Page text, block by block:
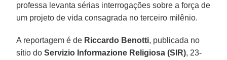
professa levanta sérias interrogações sobre a força de
um projeto de vida consagrada no terceiro milênio.
A reportagem é de Riccardo Benotti, publicada no
sítio doServizio Informazione Religiosa (SIR), 23-